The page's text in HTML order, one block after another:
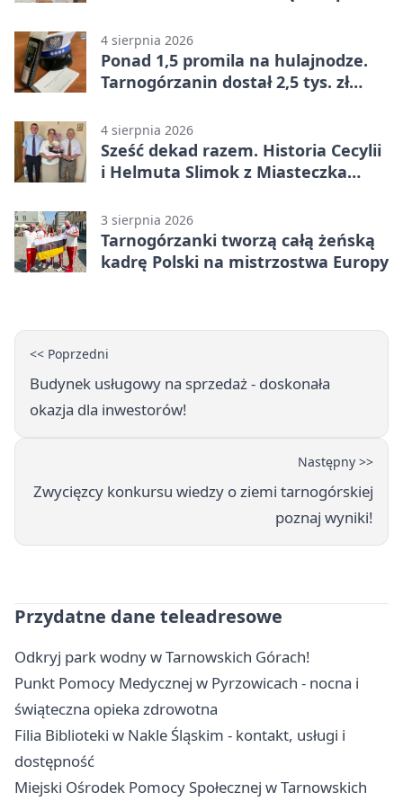
4 sierpnia 2026
Ponad 1,5 promila na hulajnodze.
Tarnogórzanin dostał 2,5 tys. zł
4 sierpnia 2026
Sześć dekad razem. Historia Cecylii
i Helmuta Slimok z Miasteczka
3 sierpnia 2026
Tarnogórzanki tworzą całą żeńską
kadrę Polski na mistrzostwa Europy
<< Poprzedni
Budynek usługowy na sprzedaż - doskonała
okazja dla inwestorów!
Następny >>
Zwycięzcy konkursu wiedzy o ziemi tarnogórskiej
poznaj wyniki!
Przydatne dane teleadresowe
Odkryj park wodny w Tarnowskich Górach!
Punkt Pomocy Medycznej w Pyrzowicach - nocna i
świąteczna opieka zdrowotna
Filia Biblioteki w Nakle Śląskim - kontakt, usługi i
dostępność
Miejski Ośrodek Pomocy Społecznej w Tarnowskich